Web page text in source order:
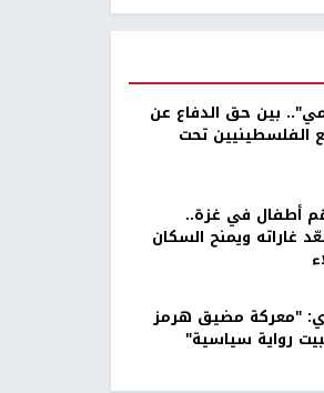
بين حق الدفاع عن
الفلسطينيين تحت
أطفال في غزة..
غاراته ويمنح السكان
"معركة مضيق هرمز
رواية سياسية"